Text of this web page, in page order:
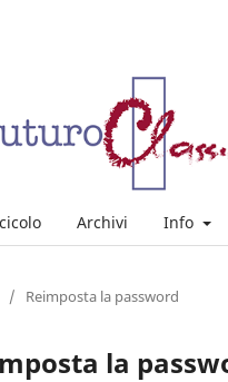
Archivi Info
/ Reimposta la password
la